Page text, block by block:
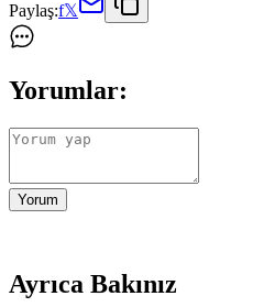
Paylaş:f𝕏
Yorumlar:
Yorum
Ayrıca Bakınız